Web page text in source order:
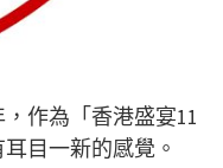
作為「香港盛宴11
目一新的感覺。